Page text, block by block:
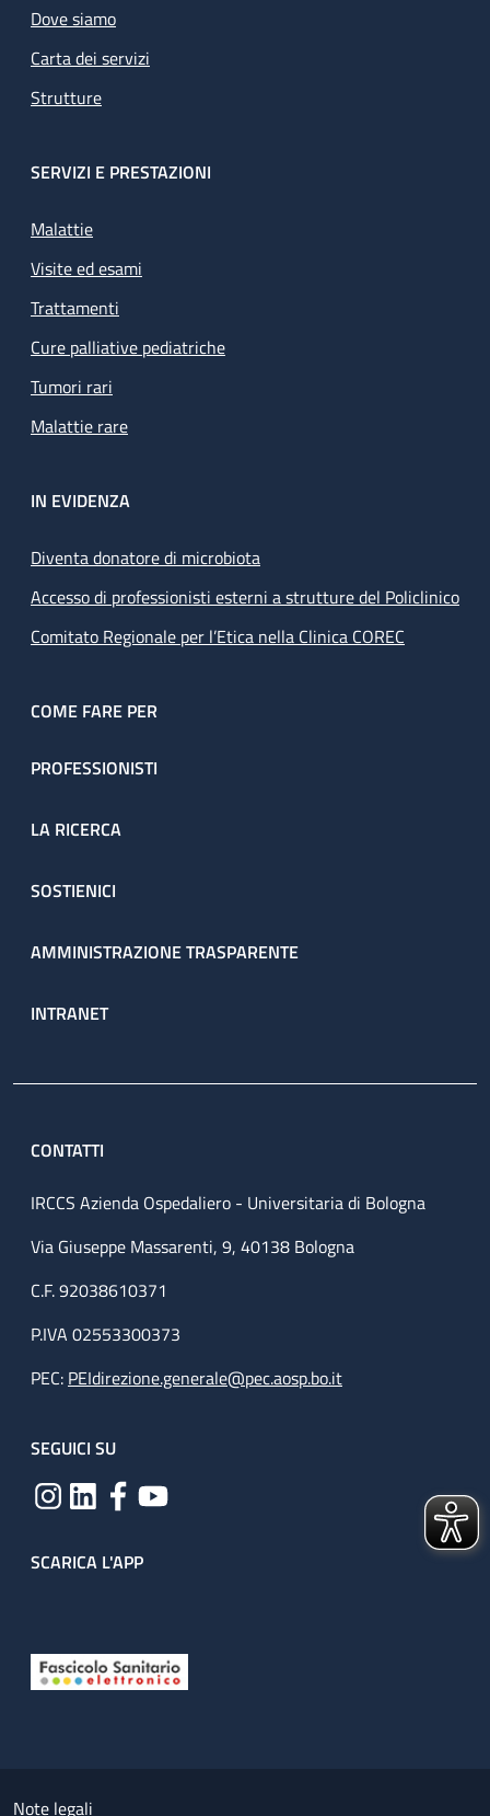
Dove siamo
Carta dei servizi
Strutture
SERVIZI E PRESTAZIONI
Malattie
Visite ed esami
Trattamenti
Cure palliative pediatriche
Tumori rari
Malattie rare
IN EVIDENZA
Diventa donatore di microbiota
Accesso di professionisti esterni a strutture del Policlinico
Comitato Regionale per l’Etica nella Clinica COREC
COME FARE PER
PROFESSIONISTI
LA RICERCA
SOSTIENICI
AMMINISTRAZIONE TRASPARENTE
INTRANET
CONTATTI
IRCCS Azienda Ospedaliero - Universitaria di Bologna
Via Giuseppe Massarenti, 9, 40138 Bologna
C.F. 92038610371
P.IVA 02553300373
PEC: PEIdirezione.generale@pec.aosp.bo.it
SEGUICI SU
SCARICA L'APP
Small prints
Note legali